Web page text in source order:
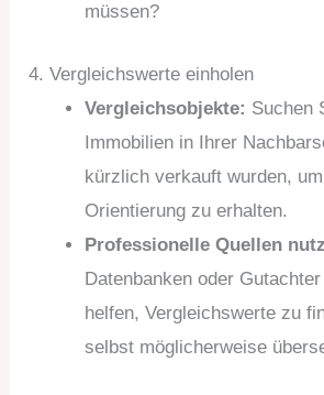
müssen?
4. Vergleichswerte einholen
Vergleichsobjekte: Suchen
Immobilien in Ihrer
kürzlich verkauft wurden,
Orientierung zu erhalten.
Professionelle Quellen
Datenbanken oder
helfen, Vergleichswerte zu
selbst möglicherweise